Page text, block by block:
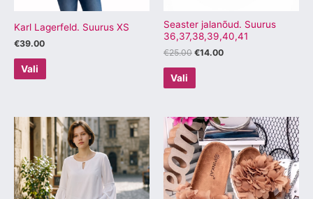
Karl Lagerfeld. Suurus XS
€39.00
Vali
teha
tootelehel.
Seaster jalanõud. Suurus
36,37,38,39,40,41
€25.00 €14.00
Vali
tootelehel.
Sellel
tootel
on
mitu
varianti.
Sellel
tootel
on
mitu
varianti.